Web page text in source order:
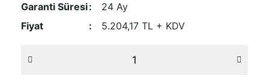
Garanti Süresi
24 Ay
Fiyat
5.204,17 TL + KDV